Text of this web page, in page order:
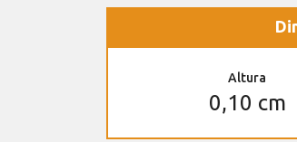
Altura
0,10 cm